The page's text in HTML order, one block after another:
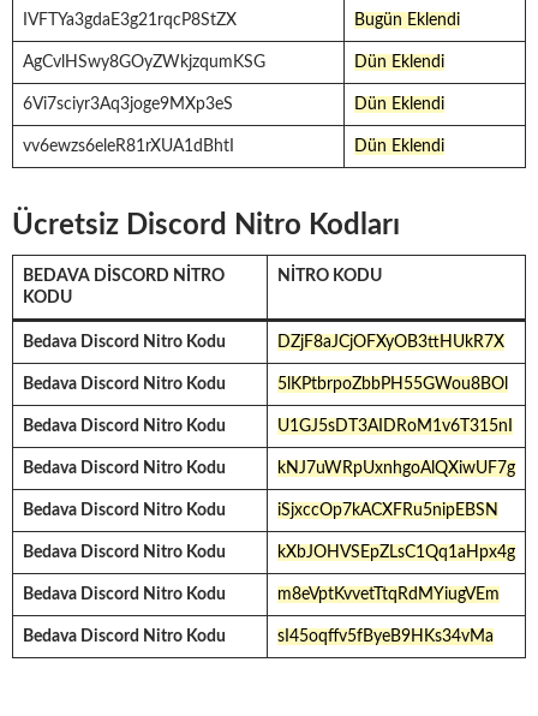
IVFTYa3gdaE3g21rqcP8StZX Bugün Eklendi
AgCvlHSwy8GOyZWkjzqumKSG Dün Eklendi
6Vi7sciyr3Aq3joge9MXp3eS Dün Eklendi
vv6ewzs6eleR81rXUA1dBhtI Dün Eklendi
Ücretsiz Discord Nitro Kodları
BEDAVA DISCORD NITRO
KODU
NITRO KODU
Bedava Discord Nitro Kodu DZjF8aJCjOFXyOB3ttHUkR7X
Bedava Discord Nitro Kodu 5lKPtbrpoZbbPH55GWou8BOl
Bedava Discord Nitro Kodu U1GJ5sDT3AIDRoM1v6T315nI
Bedava Discord Nitro Kodu kNJ7uWRpUxnhgoAlQXiwUF7g
Bedava Discord Nitro Kodu iSjxccOp7kACXFRu5nipEBSN
Bedava Discord Nitro Kodu kXbJOHVSEpZLsC1Qq1aHpx4g
Bedava Discord Nitro Kodu m8eVptKvvetTtqRdMYiugVEm
Bedava Discord Nitro Kodu sI45oqffv5fByeB9HKs34vMa